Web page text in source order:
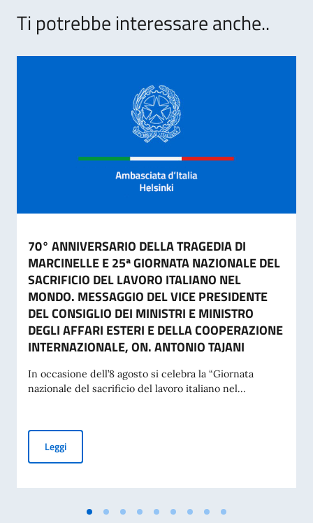
Ti potrebbe interessare anche..
70° ANNIVERSARIO DELLA TRAGEDIA DI
MARCINELLE E 25ª GIORNATA NAZIONALE DEL
SACRIFICIO DEL LAVORO ITALIANO NEL
MONDO. MESSAGGIO DEL VICE PRESIDENTE
DEL CONSIGLIO DEI MINISTRI E MINISTRO
DEGLI AFFARI ESTERI E DELLA COOPERAZIONE
INTERNAZIONALE, ON. ANTONIO TAJANI
In occasione dell’8 agosto si celebra la “Giornata
nazionale del sacrificio del lavoro italiano nel...
Leggi70° ANNIVERSARIO DELLA TRAGEDIA DI MARCINELLE E